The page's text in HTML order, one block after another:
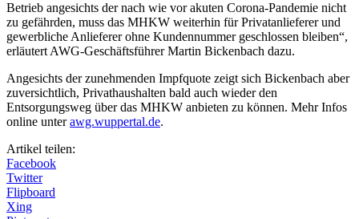
Betrieb angesichts der nach wie vor akuten Corona-Pandemie nicht
zu gefährden, muss das MHKW weiterhin für Privatanlieferer und
gewerbliche Anlieferer ohne Kundennummer geschlossen bleiben“,
erläutert AWG-Geschäftsführer Martin Bickenbach dazu.
Angesichts der zunehmenden Impfquote zeigt sich Bickenbach aber
zuversichtlich, Privathaushalten bald auch wieder den
Entsorgungsweg über das MHKW anbieten zu können. Mehr Infos
online unterawg.wuppertal.de.
Artikel teilen:
Facebook
Twitter
Flipboard
Xing